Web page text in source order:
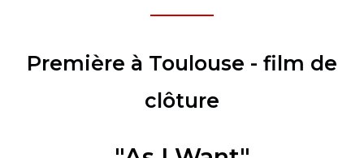
Première à Toulouse - film de
clôture